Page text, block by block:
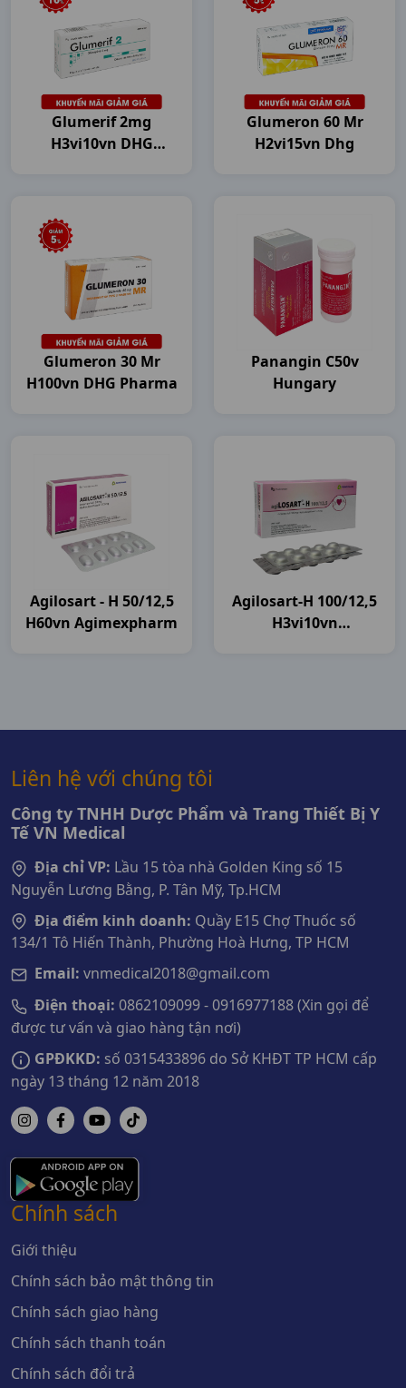
Glumerif 2mg
H3vi10vn DHG
Glumeron 60 Mr
H2vi15vn Dhg
Glumeron 30 Mr
H100vn DHG Pharma
Panangin C50v
Hungary
Agilosart - H 50/12,5
H60vn Agimexpharm
Agilosart-H 100/12,5
H3vi10vn
Liên hệ với chúng tôi
Công ty TNHH Dược Phẩm và Trang Thiết Bị Y
Tế VN Medical
Địa chỉ VP: Lầu 15 tòa nhà Golden King số 15
Nguyễn Lương Bằng, P. Tân Mỹ, Tp.HCM
Địa điểm kinh doanh: Quầy E15 Chợ Thuốc số
134/1 Tô Hiến Thành, Phường Hoà Hưng, TP HCM
Email: vnmedical2018@gmail.com
Điện thoại: 0862109099 - 0916977188 (Xin gọi để
được tư vấn và giao hàng tận nơi)
GPĐKKD: số 0315433896 do Sở KHĐT TP HCM cấp
ngày 13 tháng 12 năm 2018
Chính sách
Giới thiệu
Chính sách bảo mật thông tin
Chính sách giao hàng
Chính sách thanh toán
Chính sách đổi trả